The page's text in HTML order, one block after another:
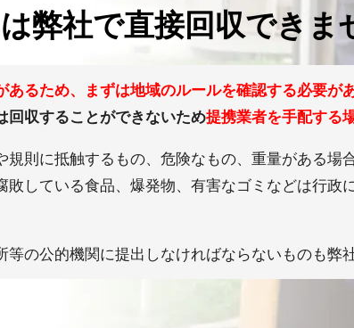
弊社で直接回収できま
るため、まずは地域のルールを確認する必要が
回収することができないため提携業者を手配する
則に抵触するもの、危険なもの、重量がある場
している食品、爆発物、有害なゴミなどは行政
の公的機関に提出しなければならないものも弊